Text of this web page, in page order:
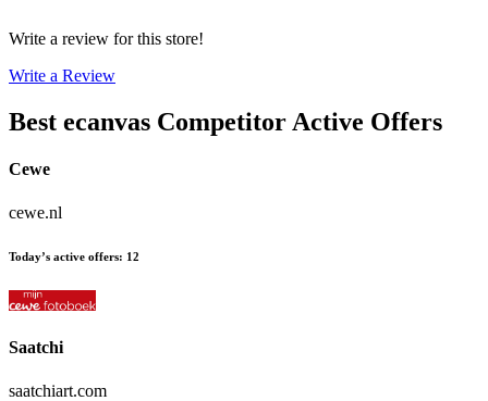
Write a review for this store!
Write a Review
Best ecanvas Competitor Active Offers
Cewe
cewe.nl
Today’s active offers: 12
Saatchi
saatchiart.com